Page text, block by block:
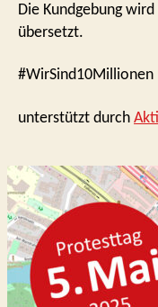
Die Kund­gebung
übersetzt.
#WirSind10Millionen
unterstützt durch